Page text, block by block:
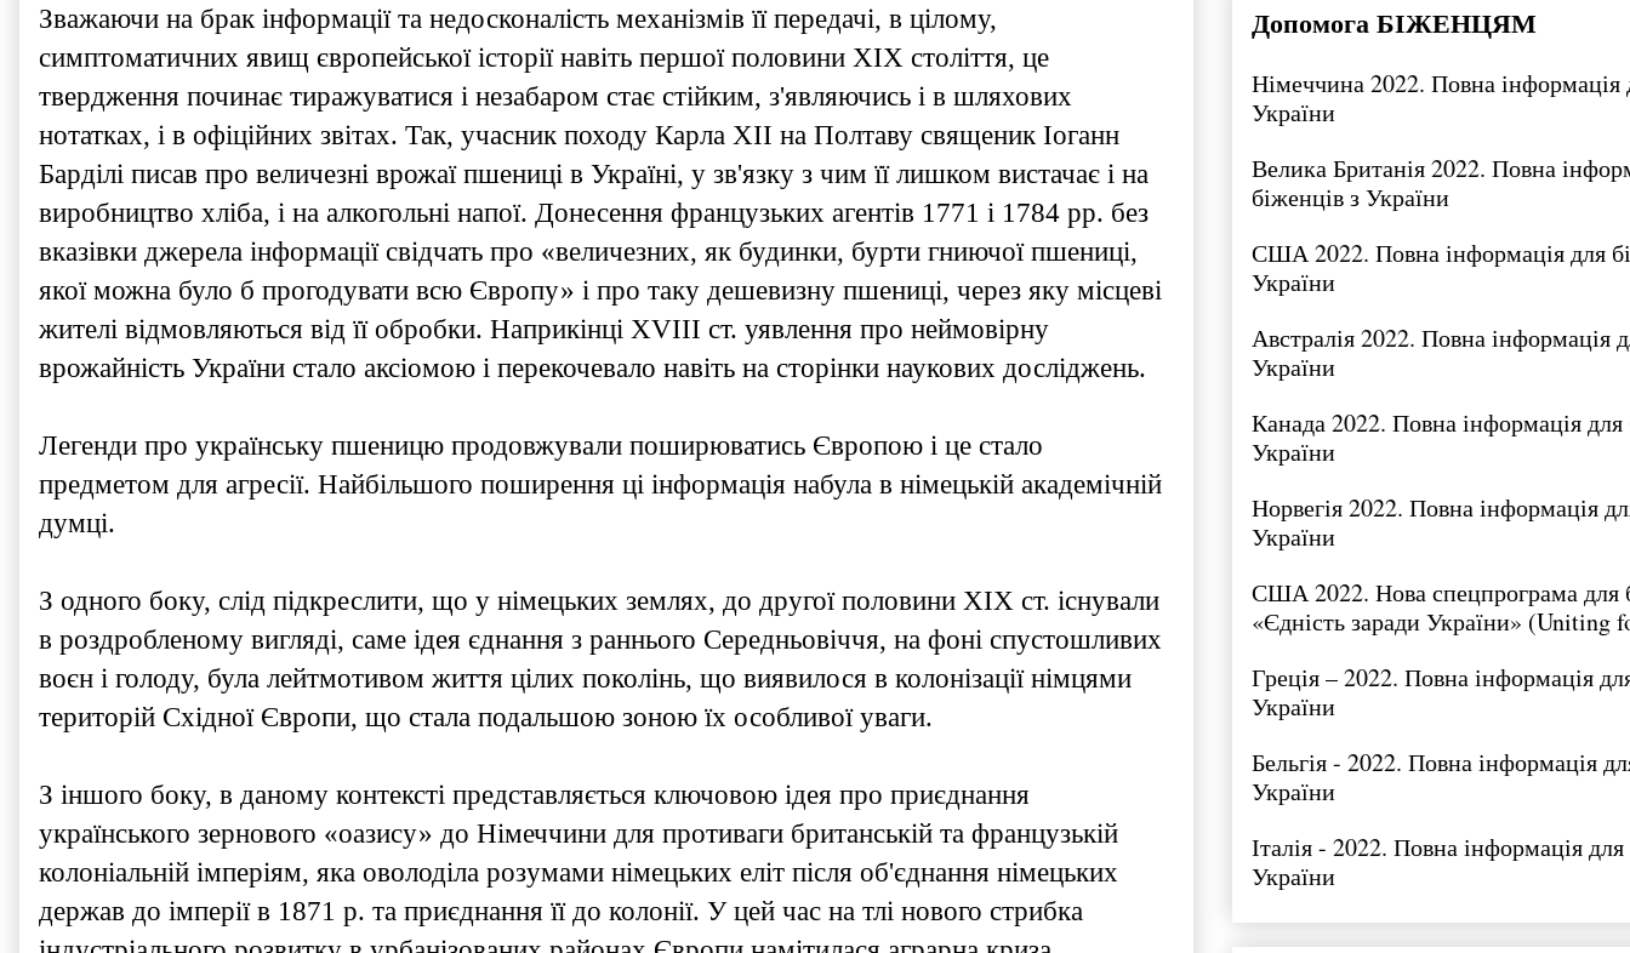
Зважаючи на брак інформації та недосконалість механізмів її передачі, в цілому,
симптоматичних явищ європейської історії навіть першої половини XIX століття, це
твердження починає тиражуватися і незабаром стає стійким, з'являючись і в шляхових
нотатках, і в офіційних звітах. Так, учасник походу Карла XII на Полтаву священик Іоганн
Барділі писав про величезні врожаї пшениці в Україні, у зв'язку з чим її лишком вистачає і на
виробництво хліба, і на алкогольні напої. Донесення французьких агентів 1771 і 1784 рр. без
вказівки джерела інформації свідчать про «величезних, як будинки, бурти гниючої пшениці,
якої можна було б прогодувати всю Європу» і про таку дешевизну пшениці, через яку місцеві
жителі відмовляються від її обробки. Наприкінці XVIII ст. уявлення про неймовірну
врожайність України стало аксіомою і перекочевало навіть на сторінки наукових досліджень.
Легенди про українську пшеницю продовжували поширюватись Європою і це стало
предметом для агресії. Найбільшого поширення ці інформація набула в німецькій академічній
думці.
З одного боку, слід підкреслити, що у німецьких землях, до другої половини ХІХ ст. існували
в роздробленому вигляді, саме ідея єднання з раннього Середньовіччя, на фоні спустошливих
воєн і голоду, була лейтмотивом життя цілих поколінь, що виявилося в колонізації німцями
територій Східної Європи, що стала подальшою зоною їх особливої ​​уваги.
З іншого боку, в даному контексті представляється ключовою ідея про приєднання
українського зернового «оазису» до Німеччини для противаги британській та французькій
колоніальній імперіям, яка оволоділа розумами німецьких еліт після об'єднання німецьких
держав до імперії в 1871 р. та приєднання її до колонії. У цей час на тлі нового стрибка
Допомога БІЖЕНЦЯМ
Німеччина 2022. Повна інформація
України
Велика Британія 2022. Повна
біженців з України
США 2022. Повна інформація для
України
Австралія 2022. Повна інформація
України
Канада 2022. Повна інформація для
України
Норвегія 2022. Повна інформація
України
США 2022. Нова спецпрограма для
«Єдність заради України» (Uniting
Греція – 2022. Повна інформація
України
Бельгія - 2022. Повна інформація
України
Італія - 2022. Повна інформація для
України